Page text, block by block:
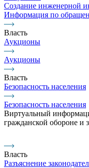
Создание инженерной
Информация по
Власть
Аукционы
Аукционы
Власть
Безопасность населения
Безопасность населения
Виртуальный
гражданской обороне и
Власть
Разъяснение